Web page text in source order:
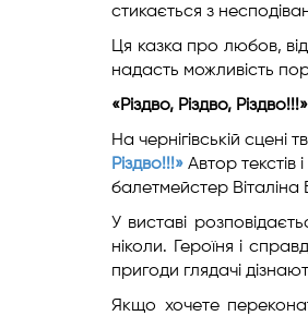
стикається з
Ця казка про любов,
надасть можливість
«Різдво, Різдво, Різдво!!!»
На чернігівській
Різдво!!!» Автор
балетмейстер
У виставі
ніколи. Героїня і
пригоди глядачі
Якщо хочете